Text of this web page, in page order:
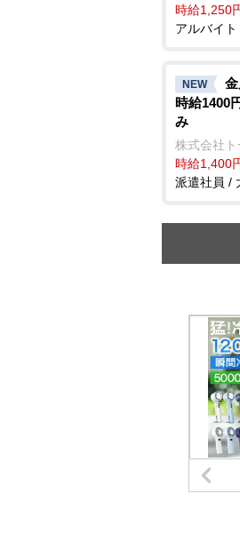
時給1,250
アルバイ
NEW
時給1400
み
株式会社ト
時給1,400
派遣社員 /